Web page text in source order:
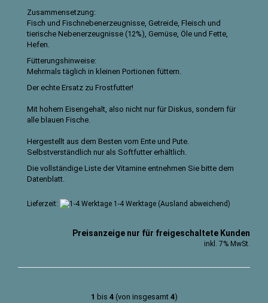
Zusammensetzung:
Fisch und Fischnebenerzeugnisse, Getreide, Fleisch und
tierische Nebenerzeugnisse (12%), Gemüse, Öle und Fette,
Hefen.
Fütterungshinweise:
Mehrmals täglich in kleinen Portionen füttern.
Der echte Ersatz zu Frostfutter!
Mit hohem Eisengehalt, also nicht nur für Diskus, sondern für
alle blauen Fische.
Hergestellt aus dem Besten vom Ente und Pute.
Selbstverständlich nur als Softfutter erhältlich.
Die vollständige Liste der Vitamine entnehmen Sie bitte dem
Datenblatt
Lieferzeit: 1-4 Werktage (Ausland abweichend)
Preisanzeige nur für freigeschaltete Kunden
inkl. 7% MwSt.
1 bis 4(von insgesamt 4)